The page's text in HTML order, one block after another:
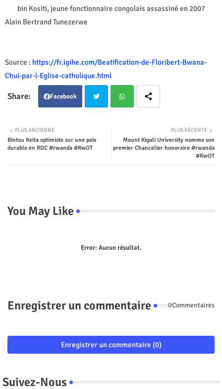
bin Kositi, jeune fonctionnaire congolais assassiné en 2007
Alain Bertrand Tunezerwe
Source : https://fr.igihe.com/Beatification-de-Floribert-Bwana-
Chui-par-l-Eglise-catholique.html
Facebook
ter tsap
PLUS RÉCENTE
Mount Kigali University nomme son
premier Chancelier honoraire #rwanda
#RwOT
PLUS ANCIENNE
Bintou Keita optimiste sur une paix
durable en RDC #rwanda #RwOT
You May Like
Error: Aucun résultat.
Enregistrer un commentaire 0Commentaires
Enregistrer un commentaire (0)
Suivez-Nous